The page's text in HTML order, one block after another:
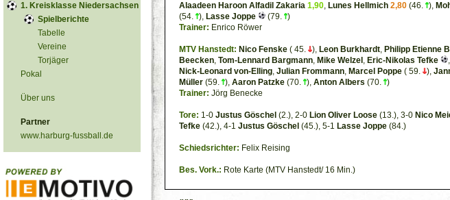
1. Kreisklasse Niedersachsen
Spielberichte
Tabelle
Vereine
Torjäger
Pokal
Über uns
Partner
www.harburg-fussball.de
Alaadeen Haroon Alfadil Zakaria 1,90, Lunes Hellmich 2,80 (46. ),
(54. ), Lasse Joppe (79. )
Trainer: Enrico Röwer
MTV Hanstedt: Nico Fenske ( 45. ), Leon Burkhardt, Philipp Etienne
Beecken, Tom-Lennard Bargmann, Mike Welzel , Eric-Nikolas Tefke ,
Nick-Leonard von-Elling, Julian Frommann, Marcel Poppe ( 59. ),
Müller (59. ), Aaron Patzke (70. ), Anton Albers (70. )
Trainer: Jörg Benecke
Tore: 1-0 Justus Göschel (2.), 2-0 Lion Oliver Loose (13.), 3-0 Nico
Tefke (42.), 4-1 Justus Göschel (45.), 5-1 Lasse Joppe (84.)
Schiedsrichter: Felix Reising
Bes. Vork.: Rote Karte (MTV Hanstedt/ 16 Min.)